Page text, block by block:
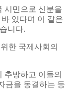
시민으로 신분을
있다며 이 같은
니다.
한 국제사회의
추방하고 이들의
금을 동결하는 등